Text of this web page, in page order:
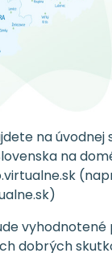
na úvodnej
na
dobrých